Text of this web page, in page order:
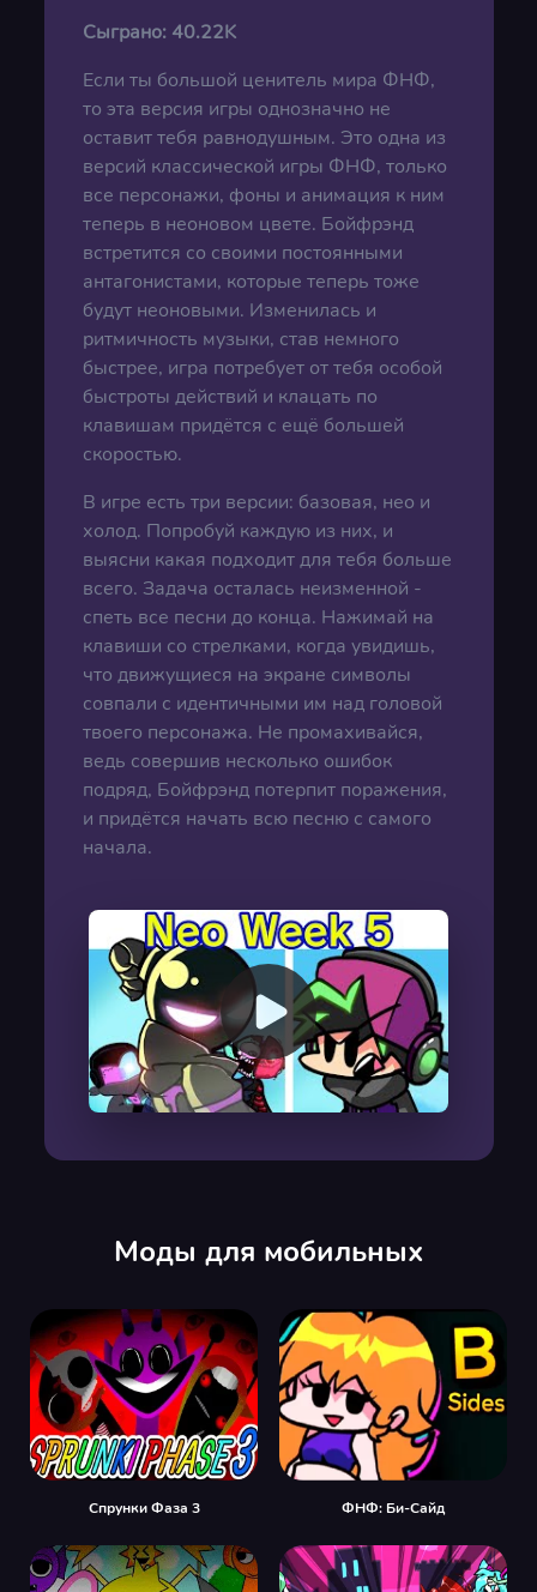
Сыграно: 40.22K
Если ты большой ценитель мира ФНФ,
то эта версия игры однозначно не
оставит тебя равнодушным. Это одна из
версий классической игры ФНФ, только
все персонажи, фоны и анимация к ним
теперь в неоновом цвете. Бойфрэнд
встретится со своими постоянными
антагонистами, которые теперь тоже
будут неоновыми. Изменилась и
ритмичность музыки, став немного
быстрее, игра потребует от тебя особой
быстроты действий и клацать по
клавишам придётся с ещё большей
скоростью.
В игре есть три версии: базовая, нео и
холод. Попробуй каждую из них, и
выясни какая подходит для тебя больше
всего. Задача осталась неизменной -
спеть все песни до конца. Нажимай на
клавиши со стрелками, когда увидишь,
что движущиеся на экране символы
совпали с идентичными им над головой
твоего персонажа. Не промахивайся,
ведь совершив несколько ошибок
подряд, Бойфрэнд потерпит поражения,
и придётся начать всю песню с самого
начала.
Моды для мобильных
Спрунки Фаза 3 ФНФ: Би-Сайд